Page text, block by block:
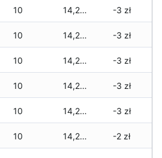
10 14,275 zł -3 zł
10 14,275 zł -3 zł
10 14,275 zł -3 zł
10 14,275 zł -3 zł
10 14,275 zł -3 zł
10 14,275 zł -2 zł